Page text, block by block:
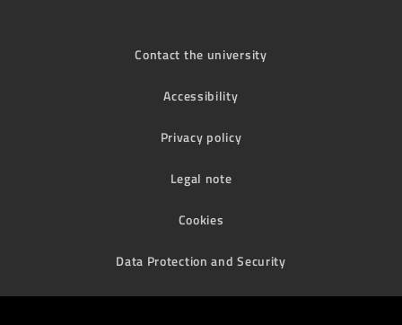
Contact the university
Accessibility
Privacy policy
Legal note
Cookies
Data Protection and Security